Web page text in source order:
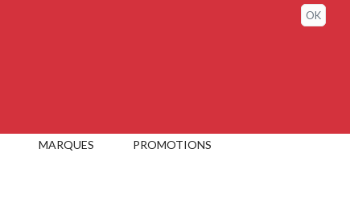
MARQUES PROMOTIONS
OK